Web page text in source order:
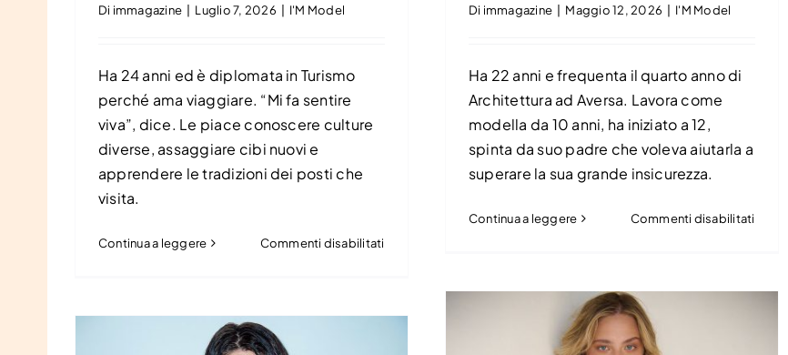
Di immagazine Luglio 7, 2026 I'M Model
Ha 24 anni ed è diplomata in Turismo
perché ama viaggiare. “Mi fa sentire
viva”, dice. Le piace conoscere culture
diverse, assaggiare cibi nuovi e
apprendere le tradizioni dei posti che
visita.
Continua a leggere Commenti disabilitati
Di immagazine Maggio 12, 2026 I'M Model
Ha 22 anni e frequenta il quarto anno di
Architettura ad Aversa. Lavora come
modella da 10 anni, ha iniziato a 12,
spinta da suo padre che voleva aiutarla a
superare la sua grande insicurezza.
Continua a leggere Commenti disabilitati